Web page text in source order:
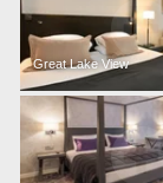
Great Lake View